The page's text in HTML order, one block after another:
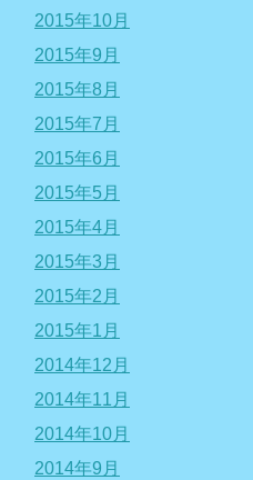
2015年10月
2015年9月
2015年8月
2015年7月
2015年6月
2015年5月
2015年4月
2015年3月
2015年2月
2015年1月
2014年12月
2014年11月
2014年10月
2014年9月